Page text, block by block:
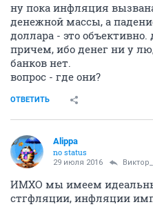
ну пока инфляция
денежной массы, а
доллара - это
причем, ибо денег ни у
банков нет.
вопрос - где они?
ОТВЕТИТЬ
Alippa
no status
29 июля 2016
ИМХО мы имеем
стгфляции, инфляции